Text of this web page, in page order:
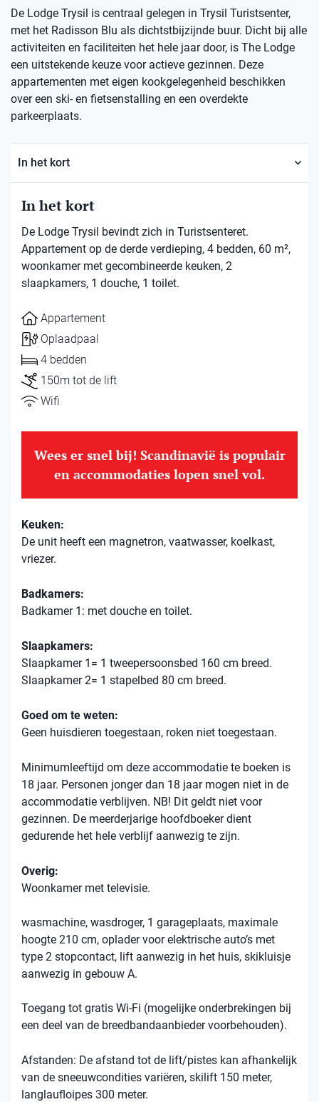
De Lodge Trysil is centraal gelegen in Trysil Turistsenter,
met het Radisson Blu als dichtstbijzijnde buur. Dicht bij alle
activiteiten en faciliteiten het hele jaar door, is The Lodge
een uitstekende keuze voor actieve gezinnen. Deze
appartementen met eigen kookgelegenheid beschikken
over een ski- en fietsenstalling en een overdekte
parkeerplaats.
In het kort
In het kort
De Lodge Trysil bevindt zich in Turistsenteret.
Appartement op de derde verdieping, 4 bedden, 60 m²,
woonkamer met gecombineerde keuken, 2
slaapkamers, 1 douche, 1 toilet.
Appartement
Oplaadpaal
4 bedden
150m tot de lift
Wifi
Wees er snel bij! Scandinavië is populair
en accommodaties lopen snel vol.
Keuken:
De unit heeft een magnetron, vaatwasser, koelkast,
vriezer.
Badkamers:
Badkamer 1: met douche en toilet.
Slaapkamers:
Slaapkamer 1= 1 tweepersoonsbed 160 cm breed.
Slaapkamer 2= 1 stapelbed 80 cm breed.
Goed om te weten:
Geen huisdieren toegestaan, roken niet toegestaan.
Minimumleeftijd om deze accommodatie te boeken is
18 jaar. Personen jonger dan 18 jaar mogen niet in de
accommodatie verblijven. NB! Dit geldt niet voor
gezinnen. De meerderjarige hoofdboeker dient
gedurende het hele verblijf aanwezig te zijn.
Overig:
Woonkamer met televisie.
wasmachine, wasdroger, 1 garageplaats, maximale
hoogte 210 cm, oplader voor elektrische auto’s met
type 2 stopcontact, lift aanwezig in het huis, skikluisje
aanwezig in gebouw A.
Toegang tot gratis Wi-Fi (mogelijke onderbrekingen bij
een deel van de breedbandaanbieder voorbehouden).
Afstanden: De afstand tot de lift/pistes kan afhankelijk
van de sneeuwcondities variëren, skilift 150 meter,
langlaufloipes 300 meter.